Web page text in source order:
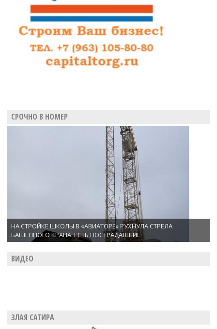
СРОЧНО В НОМЕР
НА СТРОЙКЕ ШКОЛЫ В «АВИАТОРЕ» РУХНУЛА СТРЕЛА
БАШЕННОГО КРАНА. ЕСТЬ ПОСТРАДАВШИЕ
ВИДЕО
ЗЛАЯ САТИРА